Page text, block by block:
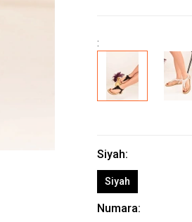
:
Siyah:
Siyah
Numara: